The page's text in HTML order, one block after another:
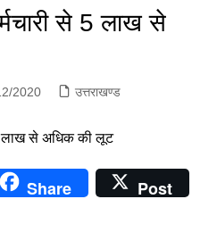
से 5 लाख से
2020 उत्तराखण्ड
Share
Post